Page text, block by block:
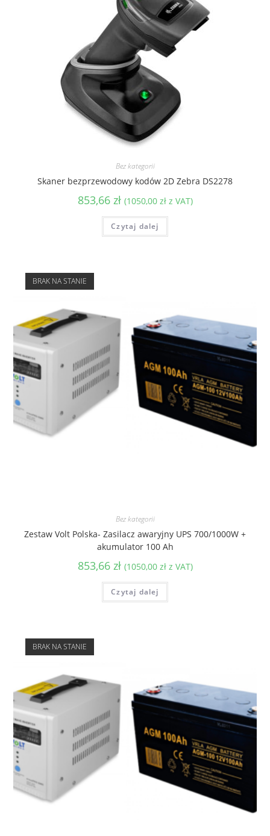
Bez kategorii
Skaner bezprzewodowy kodów 2D Zebra DS2278
853,66 zł (1050,00 złz VAT)
Czytaj dalej
BRAK NA STANIE
Bez kategorii
Zestaw Volt Polska- Zasilacz awaryjny UPS 700/1000W +
akumulator 100 Ah
853,66 zł (1050,00 złz VAT)
Czytaj dalej
BRAK NA STANIE